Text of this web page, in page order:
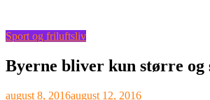
Sport og friluftsliv
Byerne bliver kun større og
august 8, 2016august 12, 2016